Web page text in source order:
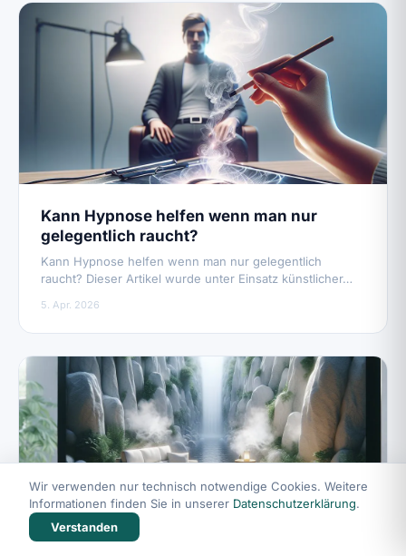
Kann Hypnose helfen wenn man nur
gelegentlich raucht?
Kann Hypnose helfen wenn man nur gelegentlich
raucht? Dieser Artikel wurde unter Einsatz künstlicher…
5. Apr. 2026
Wir verwenden nur technisch notwendige Cookies. Weitere
Informationen finden Sie in unserer Datenschutzerklärung.
Verstanden